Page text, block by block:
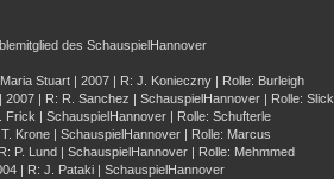
des SchauspielHannover
Stuart | 2007 | R: J. Konieczny | Rolle: Burleigh
2007 | R: R. Sanchez | SchauspielHannover | Rolle: Slick
Frick | SchauspielHannover | Rolle: Schufterle
Krone | SchauspielHannover | Rolle: Marcus
P. Lund | SchauspielHannover | Rolle: Mehmmed
| R: J. Pataki | SchauspielHannover